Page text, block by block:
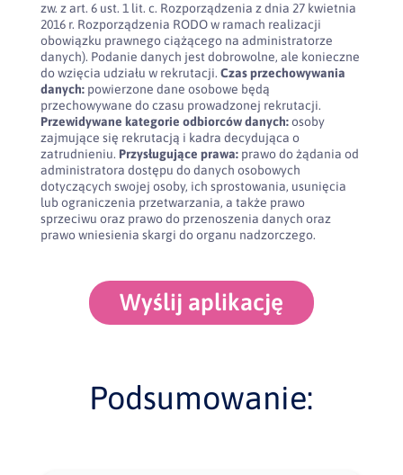
zw. z art. 6 ust. 1 lit. c. Rozporządzenia z dnia 27 kwietnia
2016 r. Rozporządzenia RODO w ramach realizacji
obowiązku prawnego ciążącego na administratorze
danych). Podanie danych jest dobrowolne, ale konieczne
do wzięcia udziału w rekrutacji. Czas przechowywania
danych:powierzone dane osobowe będą
przechowywane do czasu prowadzonej rekrutacji.
Przewidywane kategorie odbiorców danych:osoby
zajmujące się rekrutacją i kadra decydująca o
zatrudnieniu. Przysługujące prawa:prawo do żądania od
administratora dostępu do danych osobowych
dotyczących swojej osoby, ich sprostowania, usunięcia
lub ograniczenia przetwarzania, a także prawo
sprzeciwu oraz prawo do przenoszenia danych oraz
prawo wniesienia skargi do organu nadzorczego.
Wyślij aplikację
Podsumowanie: